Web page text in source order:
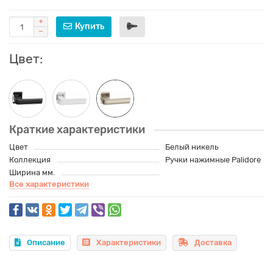
Купить
Цвет:
Краткие характеристики
Цвет
Белый никель
Коллекция
Ручки нажимные Palidore
Ширина мм.
Все характеристики
Описание Характеристики Доставка